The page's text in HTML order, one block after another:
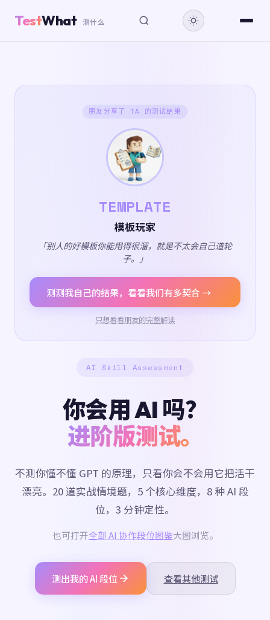
TestWhat 测什么
朋友分享了 TA 的测试结果
TEMPLATE
模板玩家
「别人的好模板你能用得很溜，就是不太会自己造轮
子。」
测测我自己的结果，看看我们有多契合 →
只想看看朋友的完整解读
AI Skill Assessment
你会用 AI 吗？
进阶版测试。
不测你懂不懂 GPT 的原理，只看你会不会用它把活干
漂亮。20 道实战情境题，5 个核心维度，8 种 AI 段
位，3 分钟定性。
也可打开全部 AI 协作段位图鉴大图浏览。
测出我的 AI 段位 查看其他测试